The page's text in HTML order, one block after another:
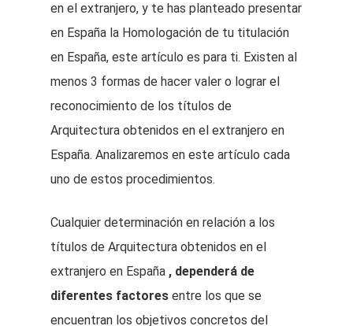
en el extranjero, y te has planteado presentar
en España la Homologación de tu titulación
en España, este artículo es para ti. Existen al
menos 3 formas de hacer valer o lograr el
reconocimiento de los títulos de
Arquitectura obtenidos en el extranjero en
España. Analizaremos en este artículo cada
uno de estos procedimientos.
Cualquier determinación en relación a los
títulos de Arquitectura obtenidos en el
extranjero en España , dependerá de
diferentes factores entre los que se
encuentran los objetivos concretos del